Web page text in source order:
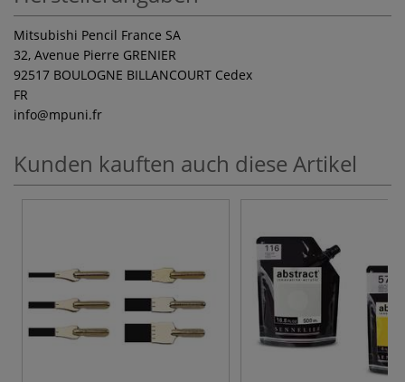
Mitsubishi Pencil France SA
32, Avenue Pierre GRENIER
92517 BOULOGNE BILLANCOURT Cedex
FR
info@mpuni.fr
Kunden kauften auch diese Artikel